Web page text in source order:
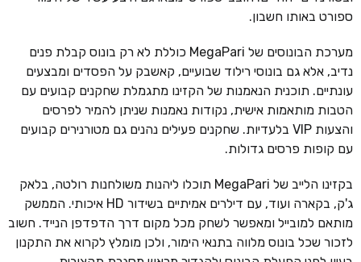
ספורט באותו חשבון.
מערכת הבונוסים של MegaPari כוללת לא רק בונוס קבלת פנים
נדיב, אלא גם בונוסי רילוד שבועיים, קאשבק על הפסדים ומבצעים
עונתיים. תוכנית הנאמנות של הקזינו מתגמלת שחקנים קבועים עם
הטבות מותאמות אישית, נקודות נאמנות שניתן להמיר לפרסים
והצעות VIP בלעדיות. שחקנים פעילים נהנים גם מטורנירים קבועים
עם קופות פרסים גדולות.
בקזינו הלייב של MegaPari תוכלו ליהנות משולחנות רולטה, בלאק
ג'ק, בקארה ועוד, עם דילרים אמיתיים בשידור HD איכותי. הממשק
מותאם למובייל ומאפשר לשחק מכל מקום דרך הדפדפן הנייד. חשוב
לזכור שכל בונוס מלווה בתנאי הימור, ולכן מומלץ לקרוא את התקנון